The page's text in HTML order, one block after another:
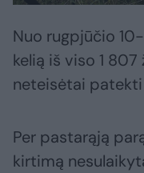
Nuo rugpjūčio
kelią iš viso 1
neteisėtai
Per pastarąją
kirtimą